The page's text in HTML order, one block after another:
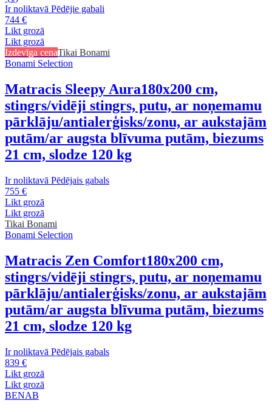
Ir noliktavā Pēdējie gabali
744 €
Likt grozā
Likt grozā
Izdevīga cenaTikai Bonami
Bonami Selection
Matracis Sleepy Aura180x200 cm,
stingrs/vidēji stingrs, putu, ar noņemamu
pārklāju/antialerģisks/zonu, ar aukstajām
putām/ar augsta blīvuma putām, biezums
21 cm, slodze 120 kg
Ir noliktavā Pēdējais gabals
755 €
Likt grozā
Likt grozā
Tikai Bonami
Bonami Selection
Matracis Zen Comfort180x200 cm,
stingrs/vidēji stingrs, putu, ar noņemamu
pārklāju/antialerģisks/zonu, ar aukstajām
putām/ar augsta blīvuma putām, biezums
21 cm, slodze 120 kg
Ir noliktavā Pēdējais gabals
839 €
Likt grozā
Likt grozā
BENAB